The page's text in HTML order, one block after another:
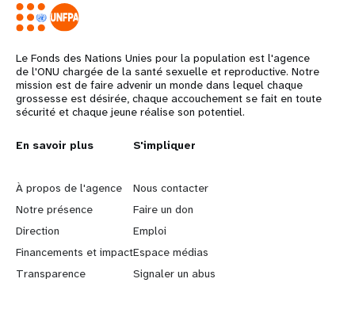
Le Fonds des Nations Unies pour la population est l'agence
de l'ONU chargée de la santé sexuelle et reproductive. Notre
mission est de faire advenir un monde dans lequel chaque
grossesse est désirée, chaque accouchement se fait en toute
sécurité et chaque jeune réalise son potentiel.
L
e
a
r
n
En savoir plus
À propos de l'agence
Notre présence
Direction
Financements et impact
Transparence
G
o
b
e
y
S'impliquer
Nous contacter
Faire un don
Emploi
Espace médias
Signaler un abus